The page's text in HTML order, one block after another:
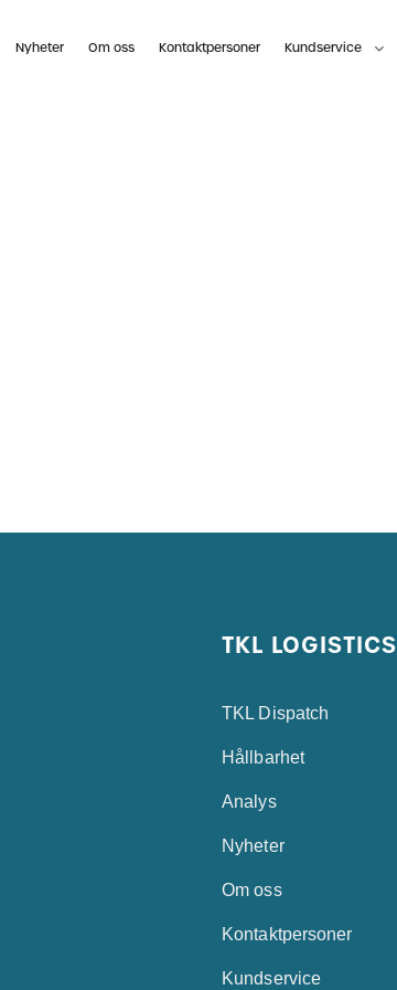
Nyheter Om oss Kontaktpersoner Kundservice
TKL LOGISTICS
TKL Dispatch
Hållbarhet
Analys
Nyheter
Om oss
Kontaktpersoner
Kundservice